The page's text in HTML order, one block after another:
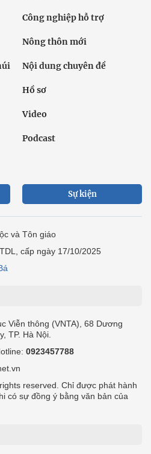
Công nghiệp hỗ trợ
Nông thôn mới
Nội dung chuyên đề
Hồ sơ
Video
Podcast
Sự kiện
và Tôn giáo
cấp ngày 17/10/2025
Viễn thông (VNTA), 68 Dương
TP. Hà Nội.
0923457788
reserved. Chỉ được phát hành
có sự đồng ý bằng văn bản của